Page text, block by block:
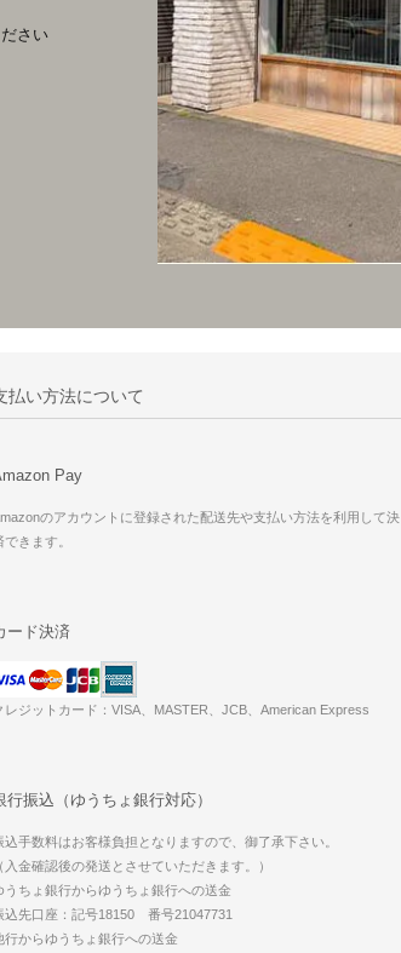
さい
払い方法について
Pay
のアカウントに登録された配送先や支払い方法を利用して決
できます。
ード決済
レジットカード：VISA、MASTER、JCB、American Express
行振込（ゆうちょ銀行対応）
込手数料はお客様負担となりますので、御了承下さい。
入金確認後の発送とさせていただきます。）
うちょ銀行からゆうちょ銀行への送金
込先口座：記号18150 番号21047731
行からゆうちょ銀行への送金